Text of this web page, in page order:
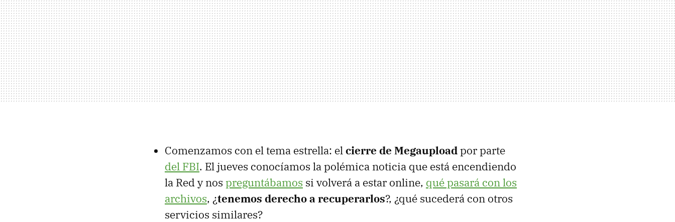
Comenzamos con el tema estrella: elcierre de Megauploadpor parte
del FBI. El jueves conocíamos la polémica noticia que está encendiendo
la Red y nos preguntábamos si volverá a estar online, qué pasará con los
archivos, ¿tenemos derecho a recuperarlos?, ¿qué sucederá con otros
servicios similares?